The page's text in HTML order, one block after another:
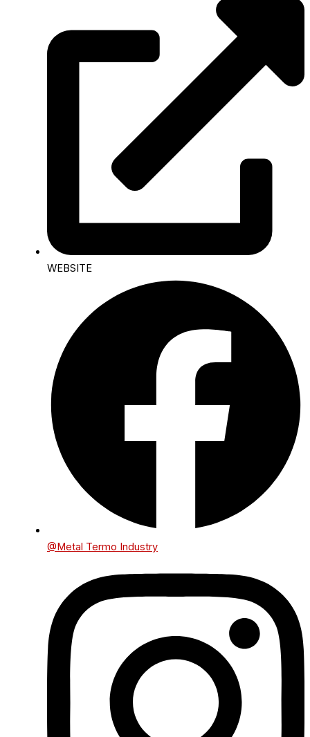
WEBSITE
@Metal Termo Industry